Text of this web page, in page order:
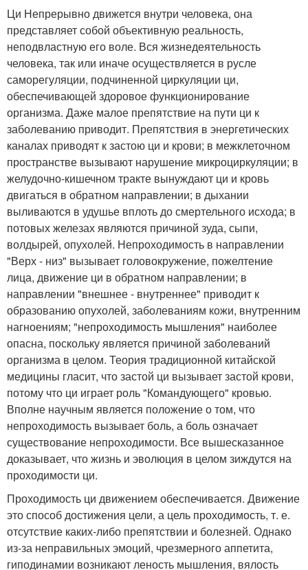
Ци Непрерывно движется внутри человека, она
представляет собой объективную реальность,
неподвластную его воле. Вся жизнедеятельность
человека, так или иначе осуществляется в русле
саморегуляции, подчиненной циркуляции ци,
обеспечивающей здоровое функционирование
организма. Даже малое препятствие на пути ци к
заболеванию приводит. Препятствия в энергетических
каналах приводят к застою ци и крови; в межклеточном
пространстве вызывают нарушение микроциркуляции; в
желудочно-кишечном тракте вынуждают ци и кровь
двигаться в обратном направлении; в дыхании
выливаются в удушье вплоть до смертельного исхода; в
потовых железах являются причиной зуда, сыпи,
волдырей, опухолей. Непроходимость в направлении
"Верх - низ" вызывает головокружение, пожелтение
лица, движение ци в обратном направлении; в
направлении "внешнее - внутреннее" приводит к
образованию опухолей, заболеваниям кожи, внутренним
нагноениям; "непроходимость мышления" наиболее
опасна, поскольку является причиной заболеваний
организма в целом. Теория традиционной китайской
медицины гласит, что застой ци вызывает застой крови,
потому что ци играет роль "Командующего" кровью.
Вполне научным является положение о том, что
непроходимость вызывает боль, а боль означает
существование непроходимости. Все вышесказанное
доказывает, что жизнь и эволюция в целом зиждутся на
проходимости ци.
Проходимость ци движением обеспечивается. Движение
это способ достижения цели, а цель проходимость, т. е.
отсутствие каких-либо препятствии и болезней. Однако
из-за неправильных эмоций, чрезмерного аппетита,
гиподинамии возникают леность мышления, вялость